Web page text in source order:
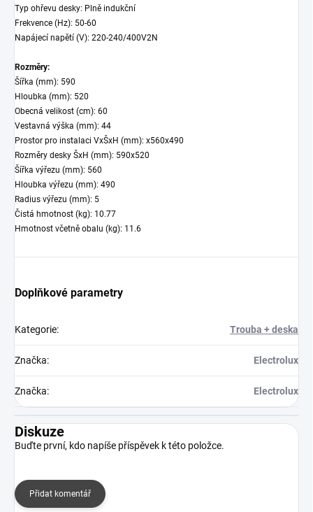
Typ ohřevu desky: Plně indukční
Frekvence (Hz): 50-60
Napájecí napětí (V): 220-240/400V2N
Rozměry:
Šířka (mm): 590
Hloubka (mm): 520
Obecná velikost (cm): 60
Vestavná výška (mm): 44
Prostor pro instalaci VxŠxH (mm): x560x490
Rozměry desky ŠxH (mm): 590x520
Šířka výřezu (mm): 560
Hloubka výřezu (mm): 490
Radius výřezu (mm): 5
Čistá hmotnost (kg): 10.77
Hmotnost včetně obalu (kg): 11.6
Doplňkové parametry
Kategorie: Trouba + deska
Značka: Electrolux
Značka: Electrolux
Diskuze
Buďte první, kdo napíše příspěvek k této položce.
Přidat komentář